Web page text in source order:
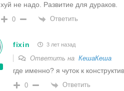
хуй не надо. Развитие для дураков.
0 Ответить
fixin 3 лет назад
Ответить на КешаКеша
где именно? я чуток к
0 Ответить